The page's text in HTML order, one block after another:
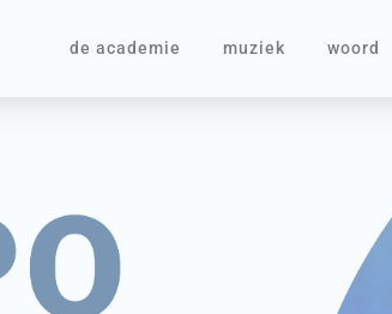
de academie muziek woord